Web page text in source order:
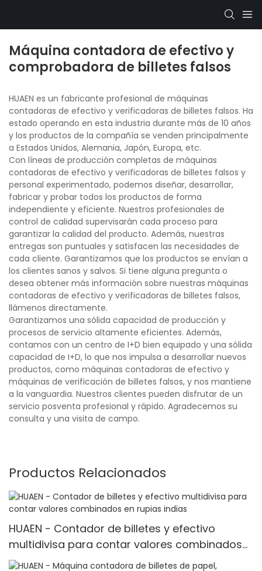
Máquina contadora de efectivo y
comprobadora de billetes falsos
HUAEN es un fabricante profesional de máquinas
contadoras de efectivo y verificadoras de billetes falsos. Ha
estado operando en esta industria durante más de 10 años
y los productos de la compañía se venden principalmente
a Estados Unidos, Alemania, Japón, Europa, etc.
Con líneas de producción completas de máquinas
contadoras de efectivo y verificadoras de billetes falsos y
personal experimentado, podemos diseñar, desarrollar,
fabricar y probar todos los productos de forma
independiente y eficiente. Nuestros profesionales de
control de calidad supervisarán cada proceso para
garantizar la calidad del producto. Además, nuestras
entregas son puntuales y satisfacen las necesidades de
cada cliente. Garantizamos que los productos se envían a
los clientes sanos y salvos. Si tiene alguna pregunta o
desea obtener más información sobre nuestras máquinas
contadoras de efectivo y verificadoras de billetes falsos,
llámenos directamente.
Garantizamos una sólida capacidad de producción y
procesos de servicio altamente eficientes. Además,
contamos con un centro de I+D bien equipado y una sólida
capacidad de I+D, lo que nos impulsa a desarrollar nuevos
productos, como máquinas contadoras de efectivo y
máquinas de verificación de billetes falsos, y nos mantiene
a la vanguardia. Nuestros clientes pueden disfrutar de un
servicio posventa profesional y rápido. Agradecemos su
consulta y una visita de campo.
Productos Relacionados
HUAEN - Contador de billetes y efectivo
multidivisa para contar valores combinados
en rupias indias